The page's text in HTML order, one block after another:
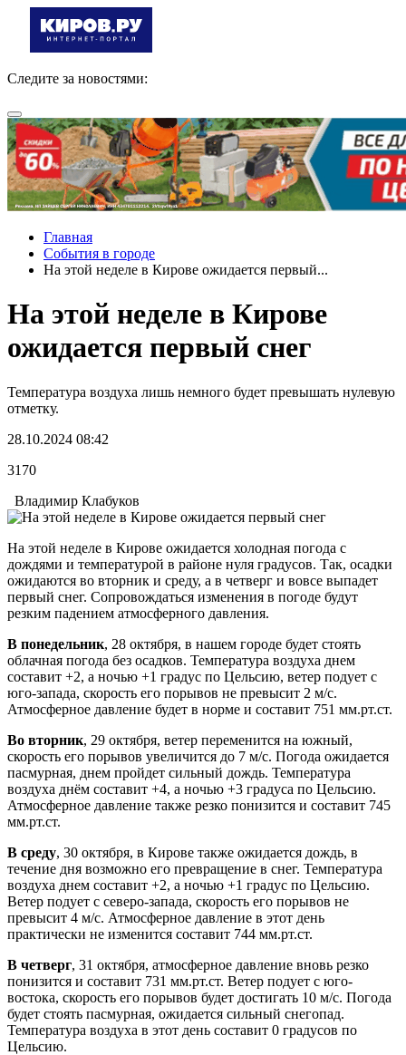
Следите за новостями:
Главная
События в городе
На этой неделе в Кирове ожидается первый...
На этой неделе в Кирове
ожидается первый снег
Температура воздуха лишь немного будет превышать нулевую
отметку.
28.10.2024 08:42
3170
Владимир Клабуков
На этой неделе в Кирове ожидается холодная погода с
дождями и температурой в районе нуля градусов. Так, осадки
ожидаются во вторник и среду, а в четверг и вовсе выпадет
первый снег. Сопровождаться изменения в погоде будут
резким падением атмосферного давления.
В понедельник, 28 октября, в нашем городе будет стоять
облачная погода без осадков. Температура воздуха днем
составит +2, а ночью +1 градус по Цельсию, ветер подует с
юго-запада, скорость его порывов не превысит 2 м/с.
Атмосферное давление будет в норме и составит 751 мм.рт.ст.
Во вторник, 29 октября, ветер переменится на южный,
скорость его порывов увеличится до 7 м/с. Погода ожидается
пасмурная, днем пройдет сильный дождь. Температура
воздуха днём составит +4, а ночью +3 градуса по Цельсию.
Атмосферное давление также резко понизится и составит 745
мм.рт.ст.
В среду, 30 октября, в Кирове также ожидается дождь, в
течение дня возможно его превращение в снег. Температура
воздуха днем составит +2, а ночью +1 градус по Цельсию.
Ветер подует с северо-запада, скорость его порывов не
превысит 4 м/с. Атмосферное давление в этот день
практически не изменится составит 744 мм.рт.ст.
В четверг, 31 октября, атмосферное давление вновь резко
понизится и составит 731 мм.рт.ст. Ветер подует с юго-
востока, скорость его порывов будет достигать 10 м/с. Погода
будет стоять пасмурная, ожидается сильный снегопад.
Температура воздуха в этот день составит 0 градусов по
Цельсию.